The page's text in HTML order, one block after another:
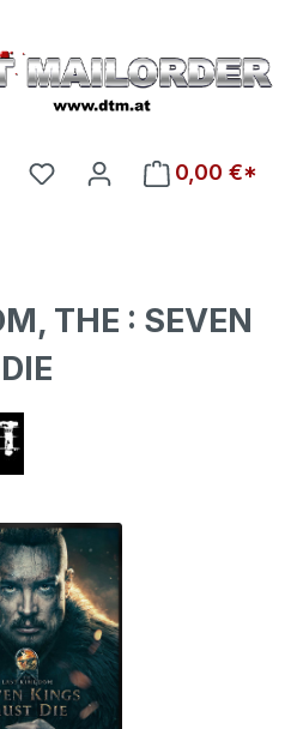
Du hast 0 Produkte auf
0,00 €*
THE : SEVEN